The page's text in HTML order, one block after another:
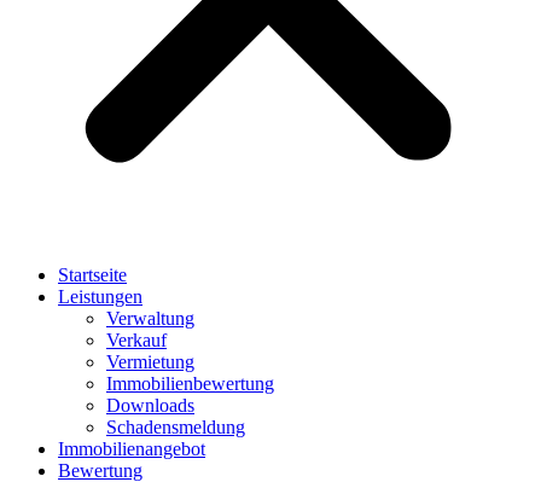
Startseite
Leistungen
Verwaltung
Verkauf
Vermietung
Immobilienbewertung
Downloads
Schadensmeldung
Immobilienangebot
Bewertung